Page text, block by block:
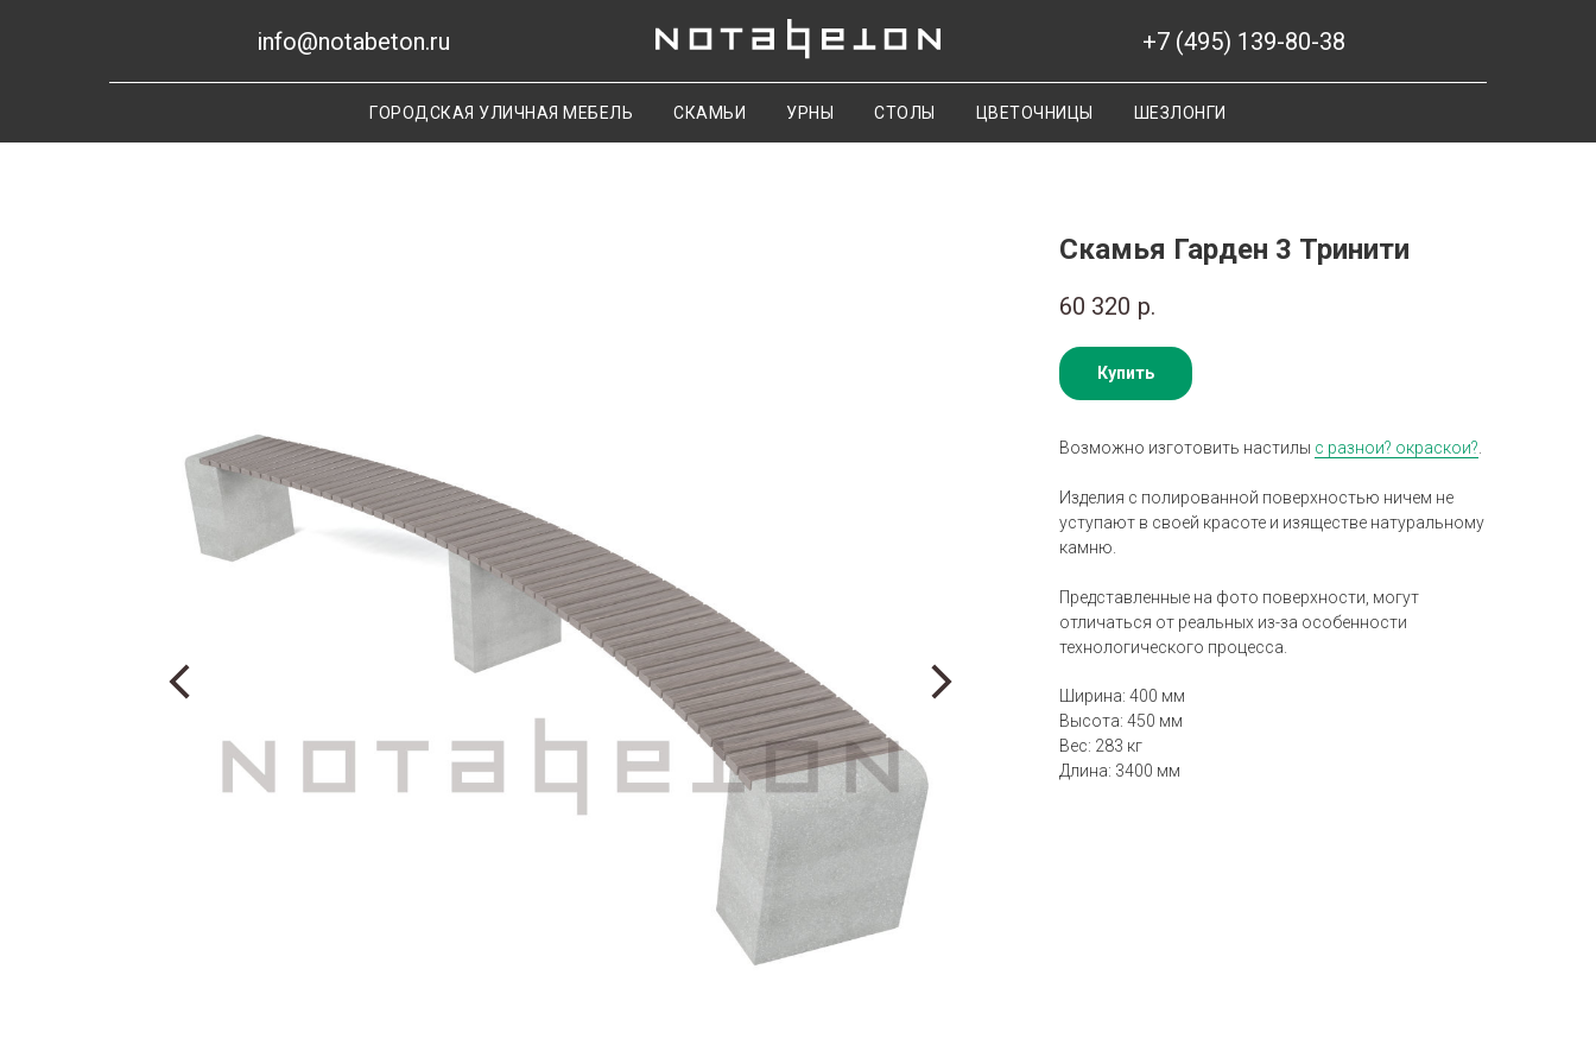
info@notabeton.ru +7 (495) 139-80-38
ГОРОДСКАЯ УЛИЧНАЯ МЕБЕЛЬ СКАМЬИ УРНЫ СТОЛЫ ЦВЕТОЧНИЦЫ ШЕЗЛОНГИ
Скамья Гарден 3 Тринити
60 320 р.
Купить
Возможно изготовить настилы с разнои? окраскои?.
Изделия с полированной поверхностью ничем не
уступают в своей красоте и изяществе натуральному
камню.
Представленные на фото поверхности, могут
отличаться от реальных из-за особенности
технологического процесса.
Ширина: 400 мм
Высота: 450 мм
Вес: 283 кг
Длина: 3400 мм